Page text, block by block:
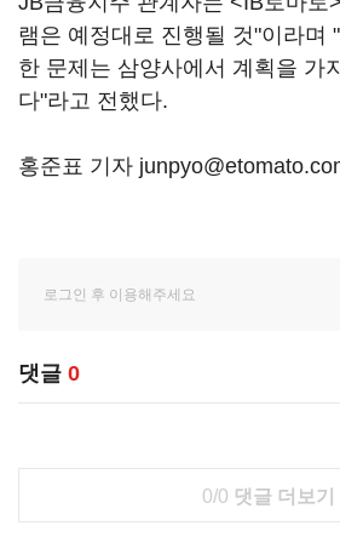
램은 예정대로 진행될 것"이라며
한 문제는 삼양사에서 계획을 가
다"라고 전했다.
홍준표 기자
댓글 0
0/0 댓글 더보기